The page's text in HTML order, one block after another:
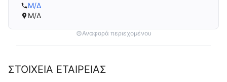
Μ/Δ
Μ/Δ
Αναφορά περιεχομένου
ΣΤΟΙΧΕΙΑ ΕΤΑΙΡΕΙΑΣ